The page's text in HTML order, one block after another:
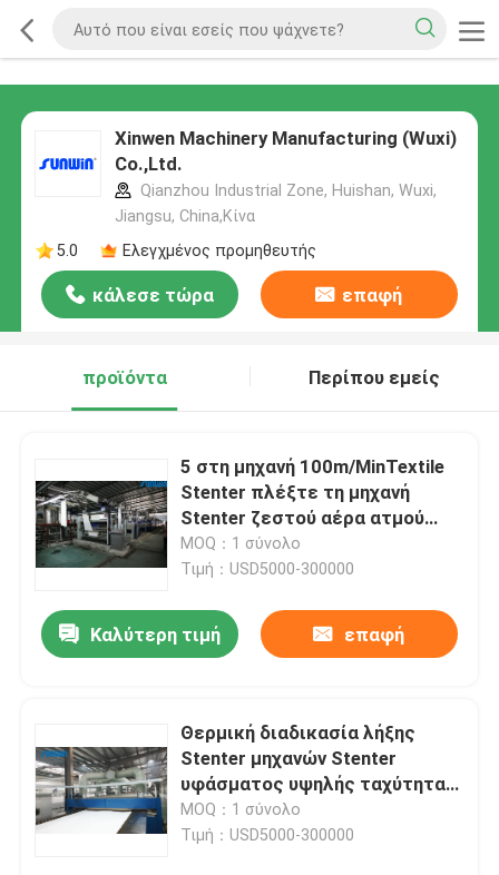
Xinwen Machinery Manufacturing (Wuxi)
Co.,Ltd.
Qianzhou Industrial Zone, Huishan, Wuxi,
Jiangsu, China,Κίνα
5.0
Ελεγχμένος προμηθευτής
κάλεσε τώρα επαφή
προϊόντα Περίπου εμείς
5 στη μηχανή 100m/MinTextile
Stenter πλέξτε τη μηχανή
Stenter ζεστού αέρα ατμού
τύπων
MOQ：1 σύνολο
Τιμή：USD5000-300000
Καλύτερη τιμή επαφή
Θερμική διαδικασία λήξης
Stenter μηχανών Stenter
υφάσματος υψηλής ταχύτητας
πετρελαίου πολυεστέρα
MOQ：1 σύνολο
Τιμή：USD5000-300000